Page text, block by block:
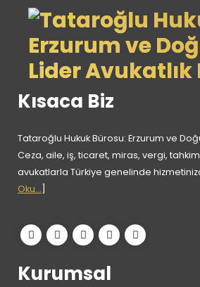
a
l
a
Kısaca Biz
Tataroğlu Hukuk Bürosu: Erzurum ve
Ceza, aile, iş, ticaret, miras, vergi, tahkim
avukatlarla Türkiye genelinde
Oku...
Kurumsal